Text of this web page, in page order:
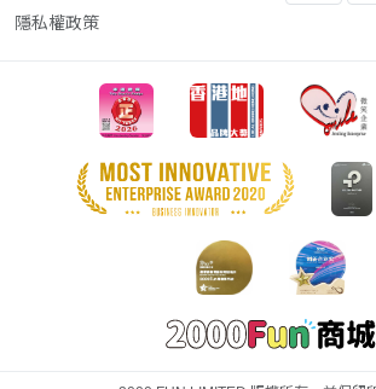
隱私權政策